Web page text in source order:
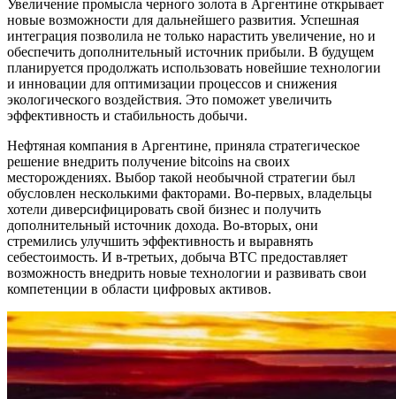
Увеличение промысла черного золота в Аргентине открывает
новые возможности для дальнейшего развития. Успешная
интеграция позволила не только нарастить увеличение, но и
обеспечить дополнительный источник прибыли. В будущем
планируется продолжать использовать новейшие технологии
и инновации для оптимизации процессов и снижения
экологического воздействия. Это поможет увеличить
эффективность и стабильность добычи.
Нефтяная компания в Аргентине, приняла стратегическое
решение внедрить получение bitcoins на своих
месторождениях. Выбор такой необычной стратегии был
обусловлен несколькими факторами. Во-первых, владельцы
хотели диверсифицировать свой бизнес и получить
дополнительный источник дохода. Во-вторых, они
стремились улучшить эффективность и выравнять
себестоимость. И в-третьих, добыча BTC предоставляет
возможность внедрить новые технологии и развивать свои
компетенции в области цифровых активов.